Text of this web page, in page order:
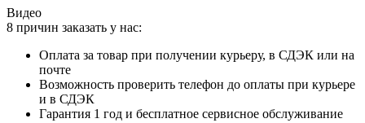
Видео
8 причин заказать у нас:
Оплата за товар при получении курьеру, в СДЭК или на
почте
Возможность проверить телефон до оплаты при курьере
и в СДЭК
Гарантия 1 год и бесплатное сервисное обслуживание